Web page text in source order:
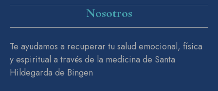
Nosotros
Te ayudamos a recuperar tu salud emocional, física
y espiritual a través de la medicina de Santa
Hildegarda de Bingen